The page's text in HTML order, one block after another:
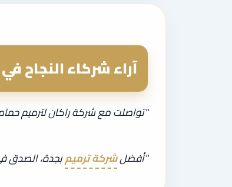
آراء شركاء النجاح
"تواصلت مع شركة راكان لترميم
"أفضلشركة ترميمبجدة، الصدق